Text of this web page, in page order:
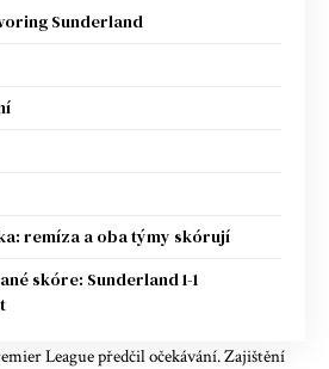
Sunderland
remíza a oba týmy skórují
skóre: Sunderland 1-1
League předčil očekávání. Zajištění